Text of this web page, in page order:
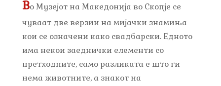
Во Музејот на Македонија во Скопје се
чуваат две верзии на мијачки знамиња
кои се означени како свадбарски. Едното
има некои заеднички елементи со
претходните, само разликата е што ги
нема животните, а знакот на